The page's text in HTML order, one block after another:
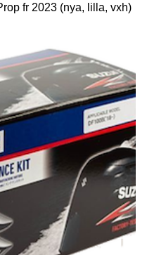
fr 2023 (nya, lilla, vxh)